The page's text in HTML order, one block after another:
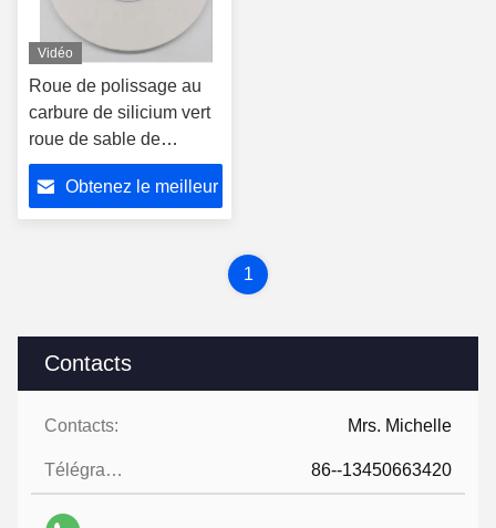
Contacts
Contacts: Mrs. Michelle
Télégramme: 86--13450663420
Vidéo
Roue de polissage au
carbure de silicium vert
roue de sable de
corindon brun blanc
pièceObtenez le meilleur
1